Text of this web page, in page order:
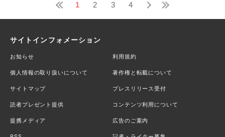
1 2 3 4
サイトインフォメーション
お知らせ 利用規約
個人情報の取り扱いについて 著作権と転載について
サイトマップ プレスリリース受付
読者プレゼント提供 コンテンツ利用について
提携メディア 広告のご案内